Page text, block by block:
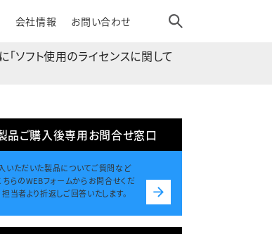
会社情報 お問い合わせ
ソフト使用のライセンスに関して
品ご購入後専用お問合せ窓口
いただいた製品についてご質問など
ちらのWEBフォームからお問合せくだ
担当者より折返しご回答いたします。